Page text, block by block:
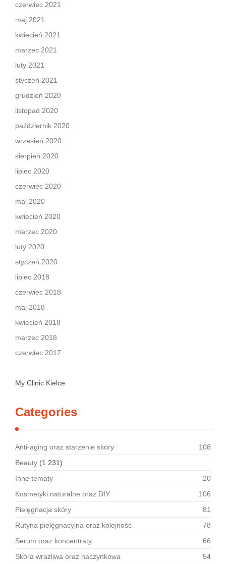
czerwiec 2021
maj 2021
kwiecień 2021
marzec 2021
luty 2021
styczeń 2021
grudzień 2020
listopad 2020
październik 2020
wrzesień 2020
sierpień 2020
lipiec 2020
czerwiec 2020
maj 2020
kwiecień 2020
marzec 2020
luty 2020
styczeń 2020
lipiec 2018
czerwiec 2018
maj 2018
kwiecień 2018
marzec 2018
czerwiec 2017
My Clinic Kielce
Categories
Anti-aging oraz starzenie skóry
108
Beauty (1 231)
Inne tematy
20
Kosmetyki naturalne oraz DIY
106
Pielęgnacja skóry
81
Rutyna pielęgnacyjna oraz kolejność
78
Serum oraz koncentraty
66
Skóra wrażliwa oraz naczynkowa
54